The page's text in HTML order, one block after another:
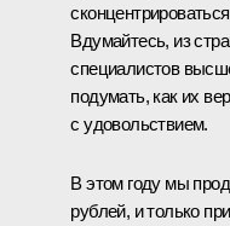
Вдумайтесь, из
специалистов
подумать, как их
с удовольствием.
В этом году мы
рублей, и только